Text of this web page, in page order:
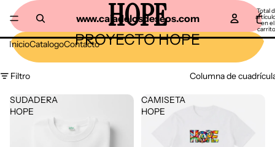
www.cajadelosdeseos.com
Total
en el
InicioCatalogoContacto
HOPE
PROYECTO HOPE
Filtro Columna de
SUDADERA
HOPE
CAMISETA
HOPE